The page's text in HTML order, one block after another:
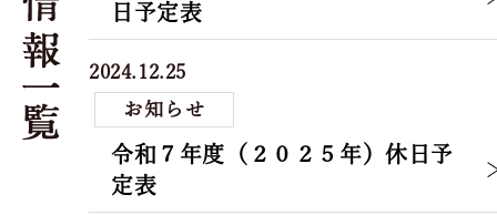
日予定表
2024.12.25
お知らせ
令和７年度（２０２５年）休日予
定表